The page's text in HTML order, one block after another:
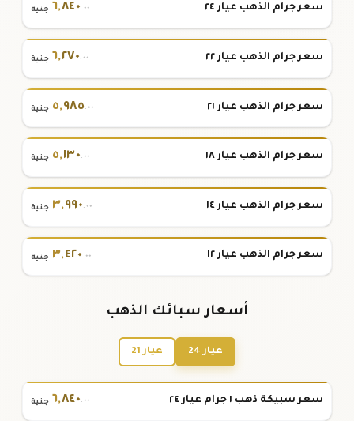
سعر جرام الذهب عيار ٢٤ ٦,٨٤٠.٠٠ جنية
سعر جرام الذهب عيار ٢٢ ٦,٢٧٠.٠٠ جنية
سعر جرام الذهب عيار ٢١ ٥,٩٨٥.٠٠ جنية
سعر جرام الذهب عيار ١٨ ٥,١٣٠.٠٠ جنية
سعر جرام الذهب عيار ١٤ ٣,٩٩٠.٠٠ جنية
سعر جرام الذهب عيار ١٢ ٣,٤٢٠.٠٠ جنية
أسعار سبائك الذهب
عيار 24 عيار 21
سعر سبيكة ذهب ١ جرام عيار ٢٤ ٦,٨٤٠.٠٠ جنية